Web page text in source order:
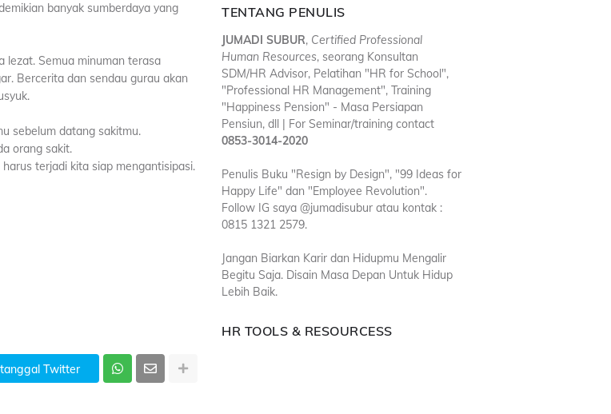
banyak sumberdaya yang
lezat. Semua minuman terasa
Bercerita dan sendau gurau akan
sebelum datang sakitmu.
orang sakit.
terjadi kita siap mengantisipasi.
Twitter
TENTANG PENULIS
JUMADI SUBUR, Certified Professional
Human Resources, seorang Konsultan
SDM/HR Advisor, Pelatihan "HR for School",
"Professional HR Management", Training
"Happiness Pension" - Masa Persiapan
Pensiun, dll | For Seminar/training contact
0853-3014-2020
Penulis Buku "Resign by Design", "99 Ideas for
Happy Life" dan "Employee Revolution".
Follow IG saya @jumadisubur atau kontak :
0815 1321 2579.
Jangan Biarkan Karir dan Hidupmu Mengalir
Begitu Saja. Disain Masa Depan Untuk Hidup
Lebih Baik.
HR TOOLS & RESOURCESS